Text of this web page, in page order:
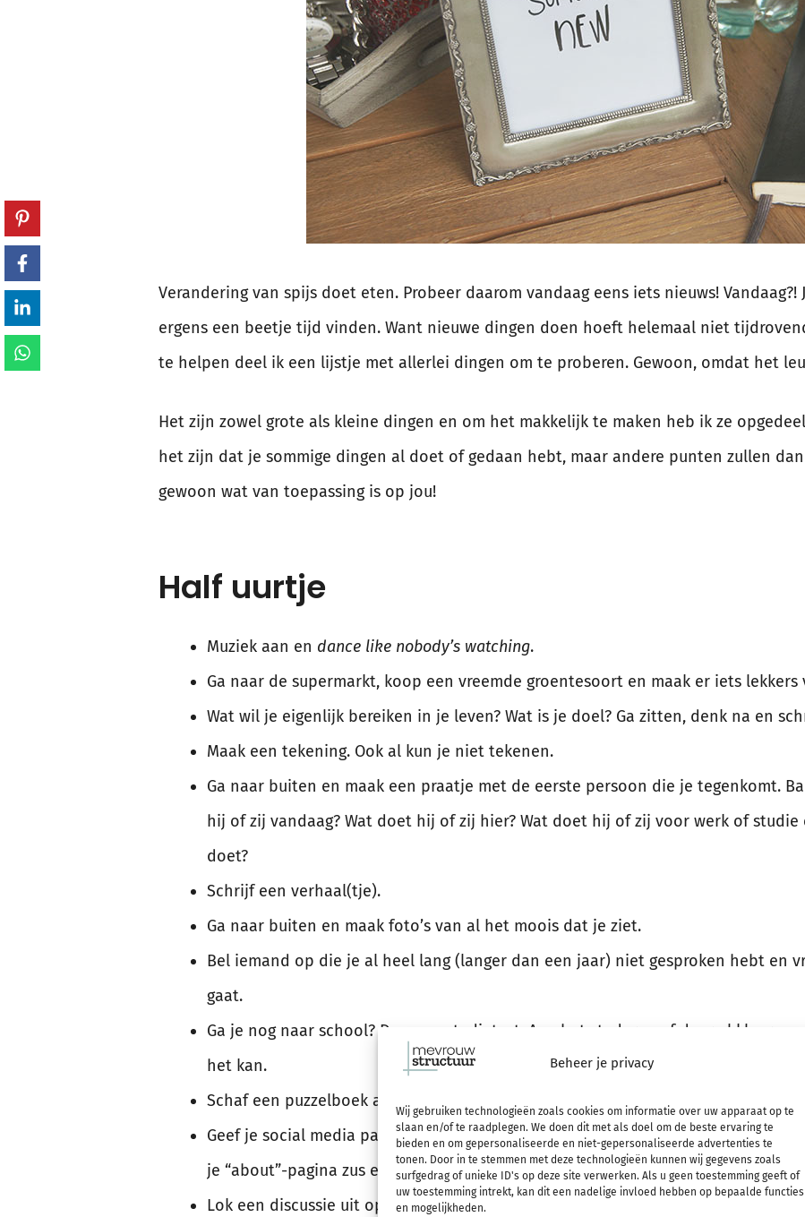
Beheer je privacy
Wij gebruiken technologieën zoals cookies om informatie over uw apparaat op te
slaan en/of te raadplegen. We doen dit met als doel om de beste ervaring te
bieden en om gepersonaliseerde en niet-gepersonaliseerde advertenties te
tonen. Door in te stemmen met deze technologieën kunnen wij gegevens zoals
surfgedrag of unieke ID's op deze site verwerken. Als u geen toestemming geeft of
uw toestemming intrekt, kan dit een nadelige invloed hebben op bepaalde functies
en mogelijkheden.
Verandering van spijs doet eten. Probeer daarom vandaag eens iets nieuws! Vandaag?!
ergens een beetje tijd vinden. Want nieuwe dingen doen hoeft helemaal niet
te helpen deel ik een lijstje met allerlei dingen om te proberen. Gewoon, omdat het
Het zijn zowel grote als kleine dingen en om het makkelijk te maken heb ik ze
het zijn dat je sommige dingen al doet of gedaan hebt, maar andere punten zullen
gewoon wat van toepassing is op jou!
Half uurtje
Muziek aan en dance like nobody’s watching.
Ga naar de supermarkt, koop een vreemde groentesoort en maak er iets lekkers
Wat wil je eigenlijk bereiken in je leven? Wat is je doel? Ga zitten, denk na en
Maak een tekening. Ook al kun je niet tekenen.
Ga naar buiten en maak een praatje met de eerste persoon die je tegenkomt.
hij of zij vandaag? Wat doet hij of zij hier? Wat doet hij of zij voor werk of
doet?
Schrijf een verhaal(tje).
Ga naar buiten en maak foto’s van al het moois dat je ziet.
Bel iemand op die je al heel lang (langer dan een jaar) niet gesproken hebt en
gaat.
Ga je nog naar school? Doe een studietest. Aan het studeren of daar al klaar
het kan.
Schaf een puzzelboek aan en ga daar eens voor zitten.
Geef je social media pagina’s een update: nieuwe profielfoto hier, nieuwe
je “about”-pagina zus en nieuwe update zo.
Lok een discussie uit op één van je WhatsApp-groepen, bijvoorbeeld over de